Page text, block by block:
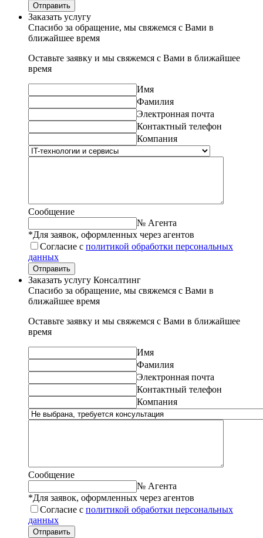
Отправить
Заказать услугу
Спасибо за обращение, мы свяжемся с Вами в
ближайшее время
Оставьте заявку и мы свяжемся с Вами в ближайшее
время
Имя
Фамилия
Электронная почта
Контактный телефон
Компания
Сообщение
№ Агента
*Для заявок, оформленных через агентов
Согласие с политикой обработки персональных
данных
Отправить
Заказать услугу Консалтинг
Спасибо за обращение, мы свяжемся с Вами в
ближайшее время
Оставьте заявку и мы свяжемся с Вами в ближайшее
время
Имя
Фамилия
Электронная почта
Контактный телефон
Компания
Сообщение
№ Агента
*Для заявок, оформленных через агентов
Согласие с политикой обработки персональных
данных
Отправить